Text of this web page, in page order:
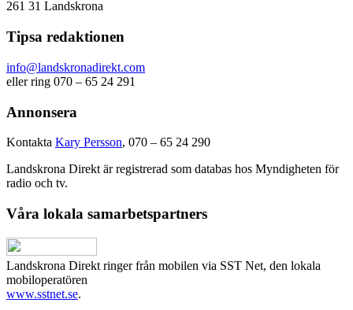
261 31 Landskrona
Tipsa redaktionen
info@landskronadirekt.com
eller ring 070 – 65 24 291
Annonsera
Kontakta Kary Persson, 070 – 65 24 290
Landskrona Direkt är registrerad som databas hos Myndigheten för
radio och tv.
Våra lokala samarbetspartners
Landskrona Direkt ringer från mobilen via SST Net, den lokala
mobiloperatören
www.sstnet.se.